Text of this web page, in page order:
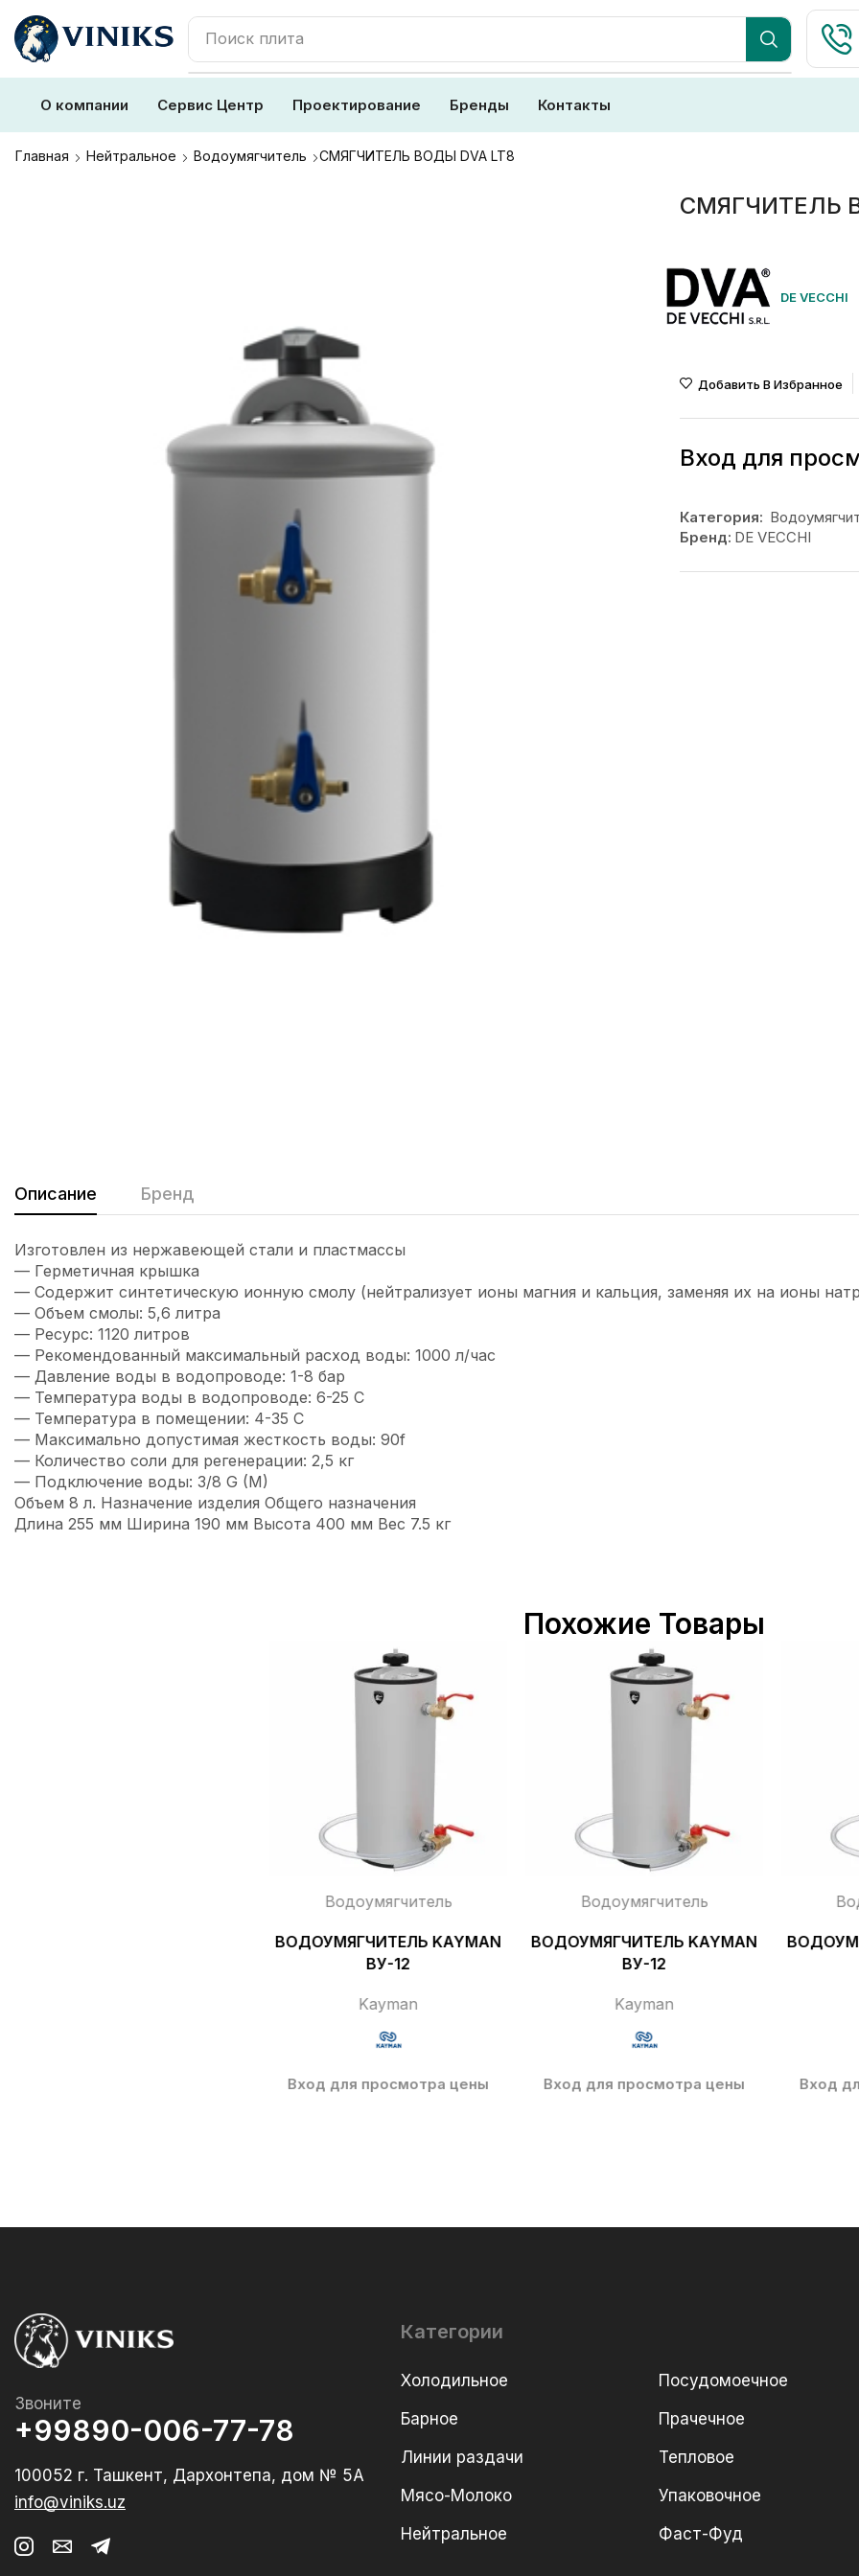
Поиск плита
О компании Сервис Центр Проектирование Бренды Контакты
Главная Нейтральное Водоумягчитель СМЯГЧИТЕЛЬ ВОДЫ DVA LT8
СМЯГЧИТЕЛЬ
DE VECCHI
Добавить В Избранное
Вход для
Категория:
Бренд: DE VECCHI
Описание Бренд
Изготовлен из нержавеющей стали и пластмассы
— Герметичная крышка
— Содержит синтетическую ионную смолу (нейтрализует ионы магния и кальция, заменяя их на ионы
— Объем смолы: 5,6 литра
— Ресурс: 1120 литров
— Рекомендованный максимальный расход воды: 1000 л/час
— Давление воды в водопроводе: 1-8 бар
— Температура воды в водопроводе: 6-25 С
— Температура в помещении: 4-35 С
— Максимально допустимая жесткость воды: 90f
— Количество соли для регенерации: 2,5 кг
— Подключение воды: 3/8 G (M)
Объем 8 л. Назначение изделия Общего назначения
Длина 255 мм Ширина 190 мм Высота 400 мм Вес 7.5 кг
Похожие Товары
Водоумягчитель
ВОДОУМЯГЧИТЕЛЬ KAYMAN
ВУ-12
Kayman
Вход для просмотра цены
Водоумягчитель
ВОДОУМЯГЧИТЕЛЬ KAYMAN
ВУ-12
Kayman
Вход для просмотра цены Вход
Звоните
+99890-006-77-78
100052 г. Ташкент, Дархонтепа, дом № 5А
info@viniks.uz
Категории
Холодильное
Барное
Линии раздачи
Мясо-Молоко
Нейтральное
Посудомоечное
Прачечное
Тепловое
Упаковочное
Фаст-Фуд